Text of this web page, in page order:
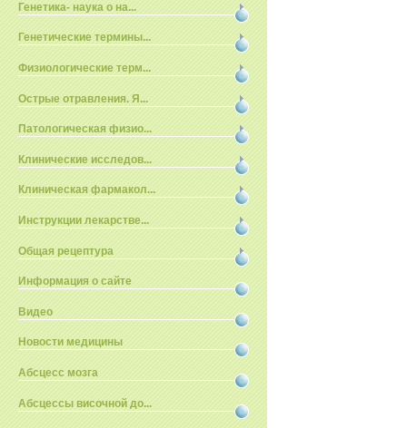
Генетика- наука о на...
Генетические термины...
Физиологические терм...
Острые отравления. Я...
Патологическая физио...
Клинические исследов...
Клиническая фармакол...
Инструкции лекарстве...
Общая рецептура
Информация о сайте
Видео
Новости медицины
Абсцесс мозга
Абсцессы височной до...